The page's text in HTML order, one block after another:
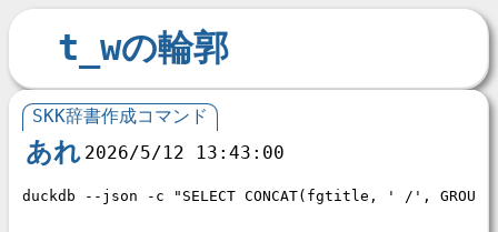
t_wの輪郭
SKK辞書作成コマンド
あれ 2026/5/12 13:43:00
duckdb --json -c "SELECT CONCAT(fgtitle, ' /',